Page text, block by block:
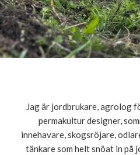
Jag är jordbrukare, agrolog
permakultur designer,
innehavare, skogsröjare,
tänkare som helt snöat in på